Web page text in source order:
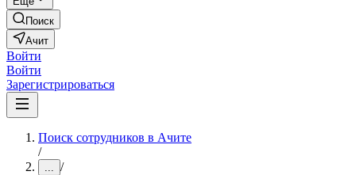
Поиск
Ачит
Войти
Войти
Зарегистрироваться
Поиск сотрудников в Ачите
/
... /